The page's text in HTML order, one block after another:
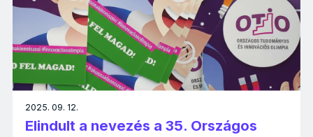
2025. 09. 12.
Elindult a nevezés a 35. Országos